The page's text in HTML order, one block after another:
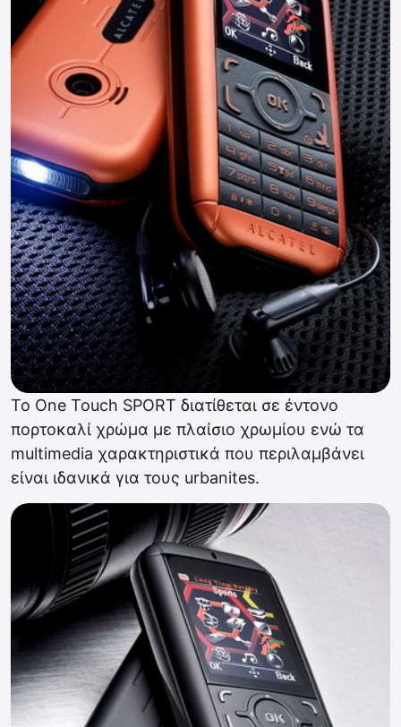
To One Touch SPORT διατίθεται σε έντονο
πορτοκαλί χρώμα με πλαίσιο χρωμίου ενώ τα
multimedia χαρακτηριστικά που περιλαμβάνει
είναι ιδανικά για τους urbanites.